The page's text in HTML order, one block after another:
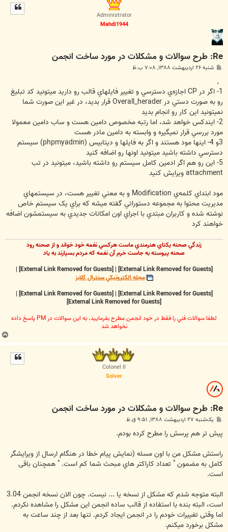
Administrator
Mahdi1944
Re: طرح سوالات و مشکلات در مورد ساخت انجمن
پ شنبه ۲۶ اردیبهشت ۱۳۸۸, ۷:۰۸ ب.ظ
1- اگر در CP اجازه‌ي دسترسي و تغيير فايلهاي قالب رو داريد ميتونيد کد تبليغ
رو به صورت دستي در Overall_herader قرار بديد، در غير اين صورت شما
نميتونيد اين کار رو انجام بديد
2- ايندکس خواهد شد، اما رتبه مخصوص دامين هست و ساب دامين معمولا
مورد بررسي قرار نميگيره و وابسته به دامين مادر هست
3و 4- اينها مود هستند و اگر به فايلها و ديتابيس (phpmyadmin) سيستم
دسترسي داشته باشيد ميتونيد اونها رو اضافه کنيد
5- اين رو هم اگر ادمين کامل سيستم رو داشته باشيد، ميتونيد در تب
attachment ويرايش کنيد
مود ابتداي کلمه‌ي Modification و به معني تغيير هست، در سيستمهاي
مديريت محتوا به مجموعه دستوراتي گفته ميشه که براي يک سيستم خاص
نوشته شده و کاربران مبتدي با اجراي اون امکانات جديدي به سيستمشون اضافه
خواهند کرد
زندگي صحنه يکتاي هنرمندي ماست هرکسي نغمه خود خواند و از صحنه رود
صحنه پيوسته به جاست خرم آن نغمه که مردم بسپارند به ياد
|
|
مجله الکترونيکي سنترال کلابز
|
|
لطفا سوالات فني را فقط در خود انجمن مطرح بفرماييد، به اين سوالات در PM پاسخ داده
نخواهد شد
ب
ا
Colonel II
Solver
Re: طرح سوالات و مشکلات در مورد ساخت انجمن
پ
ت
یک‌شنبه ۲۷ اردیبهشت ۱۳۸۸, ۹:۵۱ ق.ظ
پیش تر هم پرسش را مطرح کرده بودم.
راستش مشکل من با اون مسئه (نمایش پیام خطا در هنگام ارسال از ویرایشگر
کامل به مضمون " تعداد کاراکتر هاي مبحث شما کم است. " همچنان باقی
است.
البته متوجه شدم که مشکل از نسخه یا ... نیست. چون الان نسخه انجمن 3.04
است، البته بنده با استفاده از قالب ساده انجمن این مشکل را مشاهده نکردم.
اما وقتی تغییرات خودم را در انجمن ایجاد کردم. تنها بعد از چند ساعت به
مشکل برخورد میکنم.